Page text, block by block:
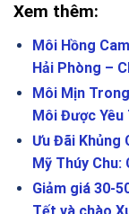
Xem thêm:
Môi Hồng
Hải Phòng –
Môi Mịn
Môi Được Yêu
Ưu Đãi Khủng
Mỹ Thúy Chu:
Giảm giá 30-